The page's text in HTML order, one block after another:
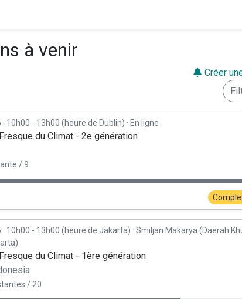
à venir
Créer
· 10h00 - 13h00 (heure de Dublin) · En ligne
du Climat - 2e génération
/ 9
· 10h00 - 13h00 (heure de Jakarta) · Smiljan Makarya (Daerah
du Climat - 1ère génération
/ 20